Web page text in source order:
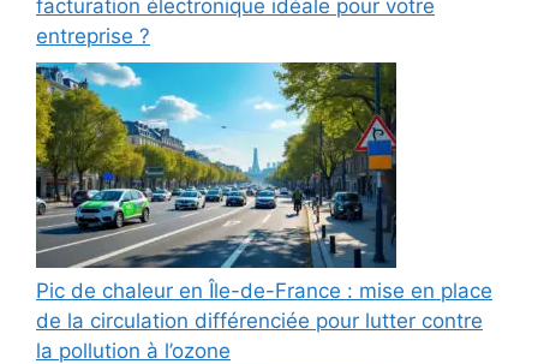
facturation électronique idéale pour votre
entreprise ?
Pic de chaleur en Île-de-France : mise en place
de la circulation différenciée pour lutter contre
la pollution à l’ozone